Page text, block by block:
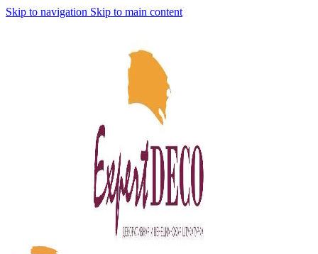
Skip to navigation Skip to main content